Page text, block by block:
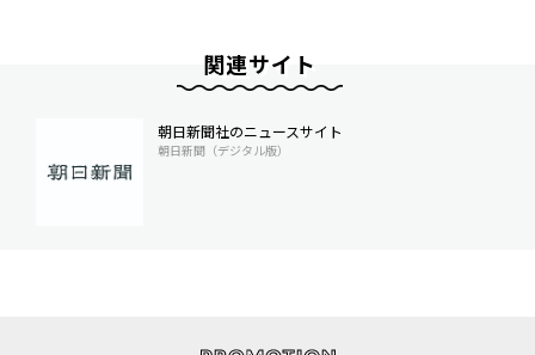
関連サイト
朝日新聞社のニュースサイト
朝日新聞（デジタル版）